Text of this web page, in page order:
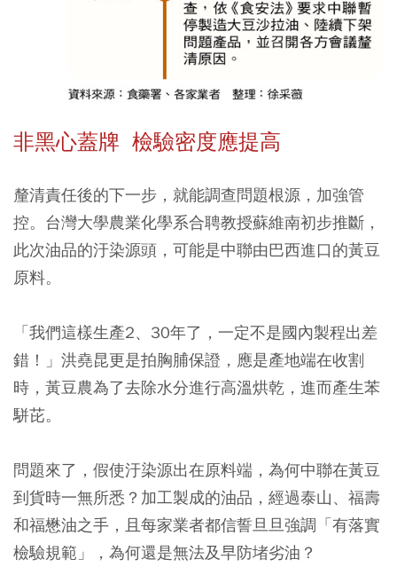
非黑心蓋牌 檢驗密度應提高
釐清責任後的下一步，就能調查問題根源，加強管
控。台灣大學農業化學系合聘教授蘇維南初步推斷，
此次油品的汙染源頭，可能是中聯由巴西進口的黃豆
原料。
「我們這樣生產2、30年了，一定不是國內製程出差
錯！」洪堯昆更是拍胸脯保證，應是產地端在收割
時，黃豆農為了去除水分進行高溫烘乾，進而產生苯
駢芘。
問題來了，假使汙染源出在原料端，為何中聯在黃豆
到貨時一無所悉？加工製成的油品，經過泰山、福壽
和福懋油之手，且每家業者都信誓旦旦強調「有落實
檢驗規範」，為何還是無法及早防堵劣油？